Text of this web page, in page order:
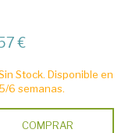
€
Stock. Disponible en
5/6 semanas.
COMPRAR